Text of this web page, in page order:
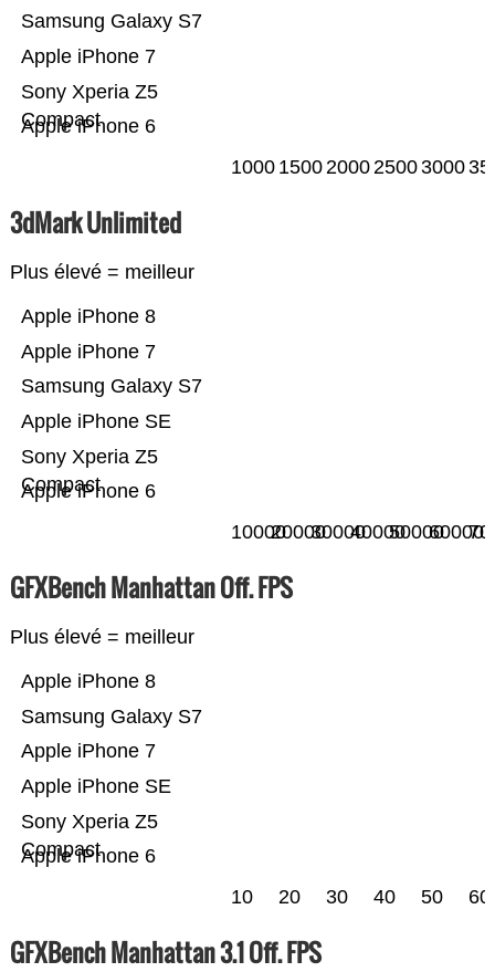
Apple iPhone 6
Sony Xperia Z5
Compact
Apple iPhone 7
Samsung Galaxy S7
1000 1500200025003000
3dMark Unlimited
Plus élevé = meilleur
Apple iPhone 6
Sony Xperia Z5
Compact
Apple iPhone SE
Samsung Galaxy S7
Apple iPhone 7
Apple iPhone 8
100002000030000400005000060000
GFXBench Manhattan Off. FPS
Plus élevé = meilleur
Apple iPhone 6
Sony Xperia Z5
Compact
Apple iPhone SE
Apple iPhone 7
Samsung Galaxy S7
Apple iPhone 8
10 20 30 40 50 60
GFXBench Manhattan 3.1 Off. FPS